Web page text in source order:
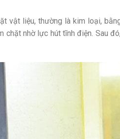
vật liệu, thường là kim loại,
chặt nhờ lực hút tĩnh điện. Sau